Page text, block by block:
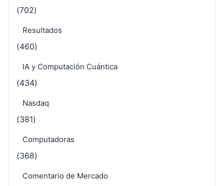
(702)
Resultados
(460)
IA y Computación Cuántica
(434)
Nasdaq
(381)
Computadoras
(368)
Comentario de Mercado